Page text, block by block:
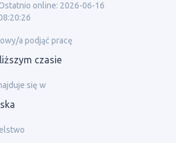
online: 2026-06-16
a podjąć pracę
czasie
się w